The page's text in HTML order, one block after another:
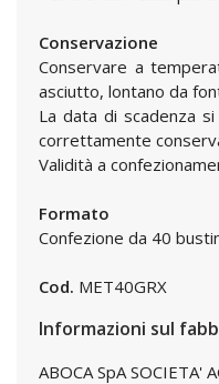
Conservazione
Conservare a
asciutto, lontano da
La data di scadenza
correttamente
Validità a
Formato
Confezione da 40
Cod. MET40GRX
Informazioni sul
ABOCA SpA SOCIETA'